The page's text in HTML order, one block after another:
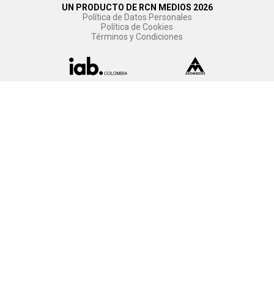
UN PRODUCTO DE RCN MEDIOS 2026
Política de Datos Personales
Política de Cookies
Términos y Condiciones